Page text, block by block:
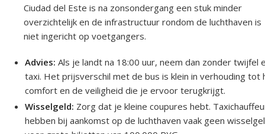
Ciudad del Este is na zonsondergang een stuk minder
overzichtelijk en de infrastructuur rondom de luchthaven is
niet ingericht op voetgangers.
Advies: Als je landt na 18:00 uur, neem dan zonder twijfel
taxi. Het prijsverschil met de bus is klein in verhouding tot
comfort en de veiligheid die je ervoor terugkrijgt.
Wisselgeld: Zorg dat je kleine coupures hebt.
hebben bij aankomst op de luchthaven vaak geen